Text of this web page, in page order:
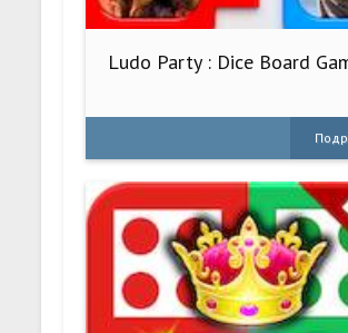
Ludo Party : Dice Board